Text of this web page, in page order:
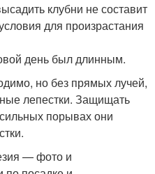
клубни не составит
для произрастания
день был длинным.
но без прямых лучей,
лепестки. Защищать
порывах они